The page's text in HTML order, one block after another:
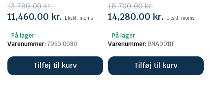
13,780.00kr.
Den
pris
13,780.00 kr..
11,460.00 kr. Den
11,460.00 kr..
Ekskl. moms
På lager
Varenummer: 7950.0080
Tilføj til kurv
18,700.00kr.
Den
pris
18,700.00 kr..
14,280.00 kr. Den
14,280.00 kr..
Ekskl. moms
På lager
Varenummer: BNA0011F
Tilføj til kurv